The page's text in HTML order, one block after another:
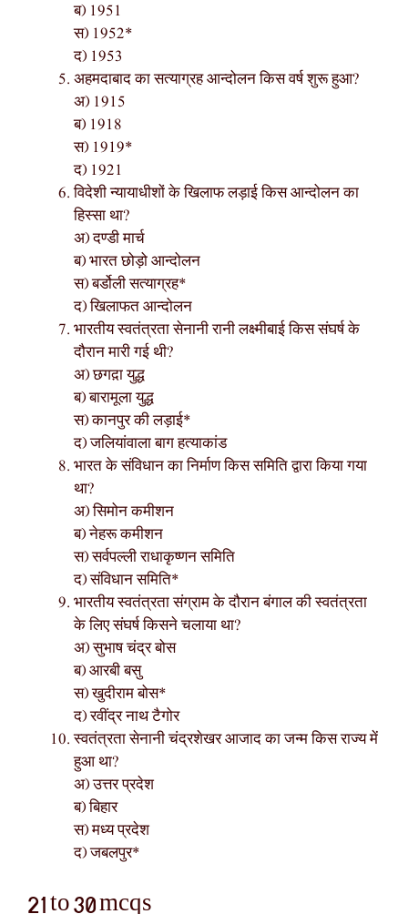
ब) 1951
स) 1952*
द) 1953
अहमदाबाद का सत्याग्रह आन्दोलन किस वर्ष शुरू हुआ?
अ) 1915
ब) 1918
स) 1919*
द) 1921
विदेशी न्यायाधीशों के खिलाफ लड़ाई किस आन्दोलन का
हिस्सा था?
अ) दण्डी मार्च
ब) भारत छोड़ो आन्दोलन
स) बर्डोली सत्याग्रह*
द) खिलाफत आन्दोलन
भारतीय स्वतंत्रता सेनानी रानी लक्ष्मीबाई किस संघर्ष के
दौरान मारी गई थी?
अ) छगद़ा युद्ध
ब) बारामूला युद्ध
स) कानपुर की लड़ाई*
द) जलियांवाला बाग हत्याकांड
भारत के संविधान का निर्माण किस समिति द्वारा किया गया
था?
अ) सिमोन कमीशन
ब) नेहरू कमीशन
स) सर्वपल्ली राधाकृष्णन समिति
द) संविधान समिति*
भारतीय स्वतंत्रता संग्राम के दौरान बंगाल की स्वतंत्रता
के लिए संघर्ष किसने चलाया था?
अ) सुभाष चंद्र बोस
ब) आरबी बसु
स) खुदीराम बोस*
द) रवींद्र नाथ टैगोर
स्वतंत्रता सेनानी चंद्रशेखर आजाद का जन्म किस राज्य में
हुआ था?
अ) उत्तर प्रदेश
ब) बिहार
स) मध्य प्रदेश
द) जबलपुर*
21 to 30 mcqs